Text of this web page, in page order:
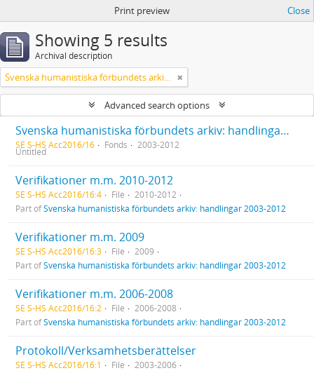
Print preview Close
Showing 5 results
Archival description
Svenska humanistiska förbundets arkiv: handlingar 2003-2012
Advanced search options
Svenska humanistiska förbundets arkiv: handlingar 2003-2012
SE S-HS Acc2016/16 Fonds 2003-2012
Untitled
Verifikationer m.m. 2010-2012
SE S-HS Acc2016/16:4 File
2010-2012
Part ofSvenska humanistiska förbundets arkiv: handlingar 2003-2012
Verifikationer m.m. 2009
SE S-HS Acc2016/16:3 File
2009
Part ofSvenska humanistiska förbundets arkiv: handlingar 2003-2012
Verifikationer m.m. 2006-2008
SE S-HS Acc2016/16:2 File
2006-2008
Part ofSvenska humanistiska förbundets arkiv: handlingar 2003-2012
Protokoll/Verksamhetsberättelser
SE S-HS Acc2016/16:1 File
2003-2006